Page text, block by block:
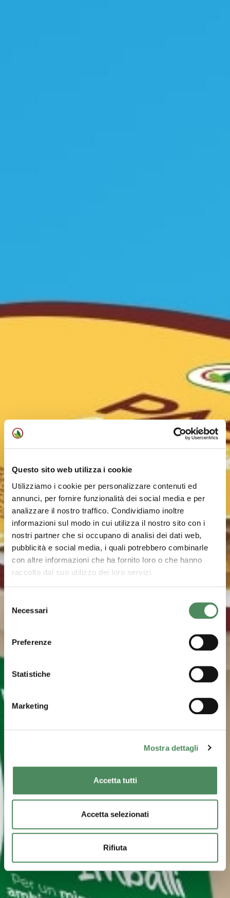
Questo sito web utilizza i cookie
Utilizziamo i cookie per personalizzare contenuti ed
annunci, per fornire funzionalità dei social media e per
analizzare il nostro traffico. Condividiamo inoltre
informazioni sul modo in cui utilizza il nostro sito con i
nostri partner che si occupano di analisi dei dati web,
pubblicità e social media, i quali potrebbero combinarle
con altre informazioni che ha fornito loro o che hanno
raccolto dal suo utilizzo dei loro servizi.
delNecessari
Preferenze
Statistiche
Marketing
Mostra dettagli
Accetta tutti
Accetta selezionati
Rifiuta